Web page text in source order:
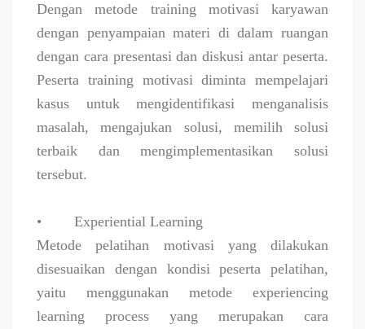
Dengan metode training motivasi karyawan
dengan penyampaian materi di dalam ruangan
dengan cara presentasi dan diskusi antar peserta.
Peserta training motivasi diminta mempelajari
kasus untuk mengidentifikasi menganalisis
masalah, mengajukan solusi, memilih solusi
terbaik dan mengimplementasikan solusi
tersebut.
•
Experiential Learning
Metode pelatihan motivasi yang dilakukan
disesuaikan dengan kondisi peserta pelatihan,
yaitu menggunakan metode experiencing
learning process yang merupakan cara